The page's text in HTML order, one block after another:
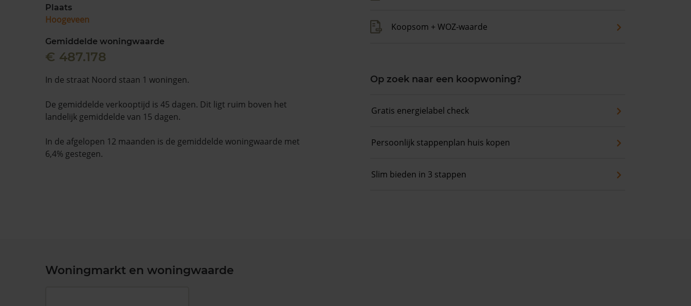
Plaats
Hoogeveen
Gemiddelde woningwaarde
€ 487.178
In de straat Noord staan 1 woningen.
De gemiddelde verkooptijd is 45 dagen. Dit ligt ruim boven het
landelijk gemiddelde van 15 dagen.
In de afgelopen 12 maanden is de gemiddelde woningwaarde met
6,4% gestegen.
Koopsom + WOZ-waarde
Op zoek naar een koopwoning?
Gratis energielabel check
Persoonlijk stappenplan huis kopen
Slim bieden in 3 stappen
Woningmarkt en woningwaarde